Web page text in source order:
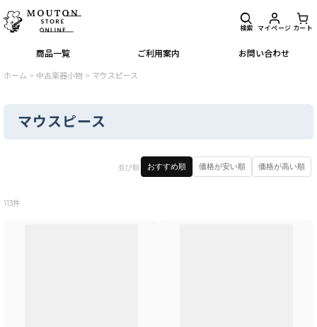
商品一覧 ご利用案内 お問い合わせ
検索 マイページ カート
ホーム > 中古楽器小物 > マウスピース
マウスピース
並び順 おすすめ順 価格が安い順 価格が高い順
113件